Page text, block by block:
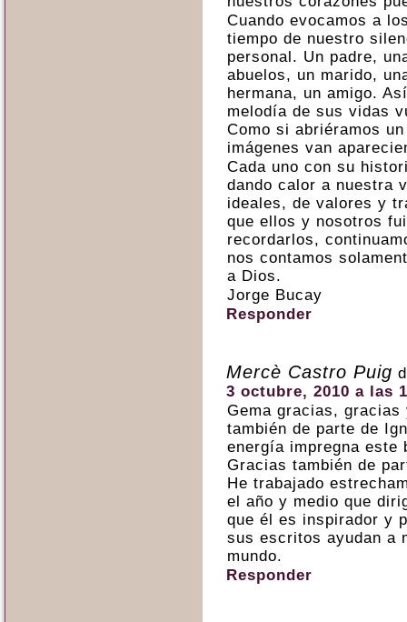
Cuando evocamos a
tiempo de nuestro
personal. Un padre,
abuelos, un marido,
hermana, un amigo.
melodía de sus vidas
Como si abriéramos
imágenes van
Cada uno con su
dando calor a nuestra
ideales, de valores y
que ellos y nosotros
recordarlos,
nos contamos
a Dios.
Jorge Bucay
Responder
Mercè Castro Puig
3 octubre, 2010 a las
Gema gracias,
también de parte de
energía impregna este
Gracias también de
He trabajado
el año y medio que
que él es inspirador y
sus escritos ayudan a
mundo.
Responder